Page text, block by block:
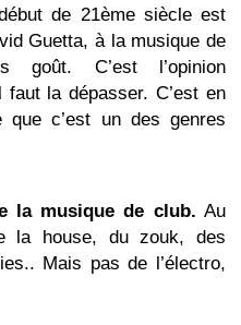
de 21ème siècle est
Guetta, à la musique de
C’est l’opinion
la dépasser. C’est en
que c’est un des genres
la musique de club. Au
la house, du zouk, des
Mais pas de l’électro,